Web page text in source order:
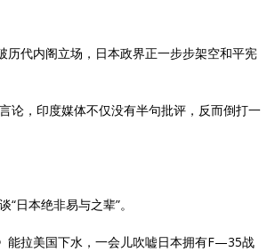
历代内阁立场，日本政界正一步步架空和平宪
论，印度媒体不仅没有半句批评，反而倒打一
日本绝非易与之辈”。
能拉美国下水，一会儿吹嘘日本拥有F—35战